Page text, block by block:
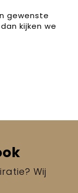
gewenste
kijken we
Wij